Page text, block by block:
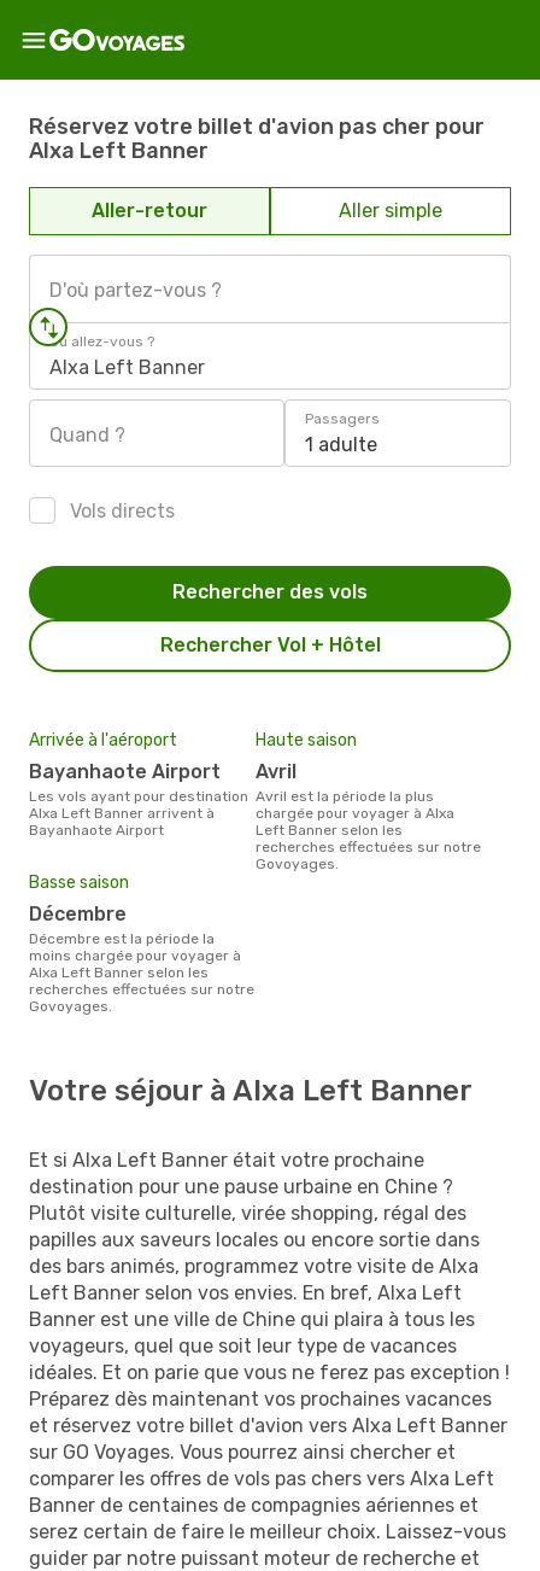
Réservez votre billet d'avion pas cher pour
Alxa Left Banner
Aller-retour Aller simple
D'où partez-vous ?
Où allez-vous ?
Alxa Left Banner
Quand ?
Passagers
1 adulte
Vols directs
Rechercher Vol + Hôtel
Rechercher des vols
Arrivée à l'aéroport
Bayanhaote Airport
Les vols ayant pour destination
Alxa Left Banner arrivent à
Bayanhaote Airport
Haute saison
avril
avril est la période la plus
chargée pour voyager à Alxa
Left Banner selon les
recherches effectuées sur notre
Govoyages.
Basse saison
décembre
décembre est la période la
moins chargée pour voyager à
Alxa Left Banner selon les
recherches effectuées sur notre
Govoyages.
Votre séjour à Alxa Left Banner
Et si Alxa Left Banner était votre prochaine
destination pour une pause urbaine en Chine ?
Plutôt visite culturelle, virée shopping, régal des
papilles aux saveurs locales ou encore sortie dans
des bars animés, programmez votre visite de Alxa
Left Banner selon vos envies. En bref, Alxa Left
Banner est une ville de Chine qui plaira à tous les
voyageurs, quel que soit leur type de vacances
idéales. Et on parie que vous ne ferez pas exception !
Préparez dès maintenant vos prochaines vacances
et réservez votre billet d'avion vers Alxa Left Banner
sur GO Voyages. Vous pourrez ainsi chercher et
comparer les offres de vols pas chers vers Alxa Left
Banner de centaines de compagnies aériennes et
serez certain de faire le meilleur choix. Laissez-vous
guider par notre puissant moteur de recherche et